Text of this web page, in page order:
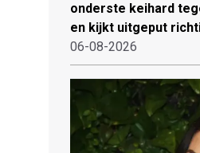
onderste keihard
en kijkt uitgeput
06-08-2026